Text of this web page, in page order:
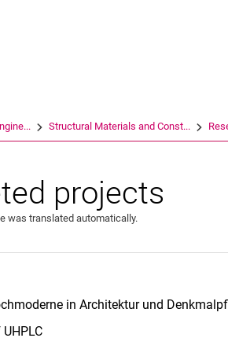
Structural Materials and Const...
projects
was translated automatically.
in Architektur und